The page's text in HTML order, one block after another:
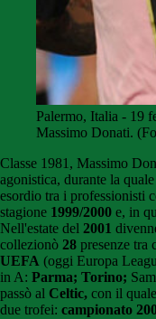
Palermo, Italia - 19
Massimo Donati.
Classe 1981, Massimo
agonistica, durante la
esordio tra i professionisti
stagione 1999/2000 e, in
Nell'estate del 2001
collezionò 28 presenze tra
UEFA (oggi Europa
in A: Parma; Torino;
passò al Celtic, con il
due trofei: campionato